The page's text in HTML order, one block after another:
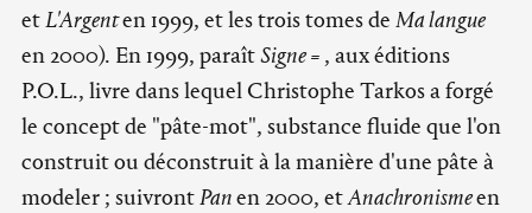
etL'Argenten 1999, et les trois tomes de Ma langue
en 2000). En 1999, paraîtSigne = , aux éditions
P.O.L., livre dans lequel Christophe Tarkos a forgé
le concept de "pâte-mot", substance fluide que l'on
construit ou déconstruit à la manière d'une pâte à
modeler ; suivrontPanen 2000, etAnachronismeen